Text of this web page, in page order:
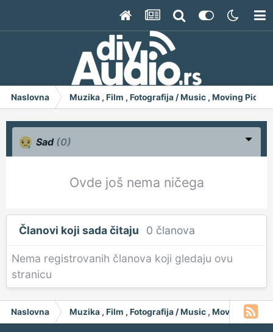
Naslovna Muzika , Film , Fotografija / Music , Moving
Sad (0)
Ovde još nema ničega
Članovi koji sada čitaju 0 članova
Nema registrovanih članova koji gledaju ovu
stranicu
Naslovna Muzika , Film , Fotografija / Music , Moving